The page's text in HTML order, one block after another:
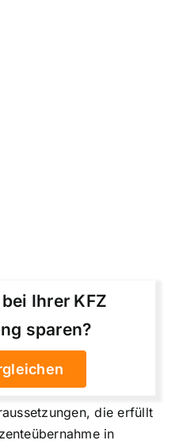
Ihrer KFZ
sparen?
die erfüllt
in